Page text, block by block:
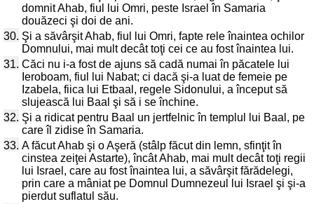
domnit Ahab, fiul lui Omri, peste Israel în Samaria
douăzeci şi doi de ani.
30. Şi a săvârşit Ahab, fiul lui Omri, fapte rele înaintea ochilor
Domnului, mai mult decât toţi cei ce au fost înaintea lui.
31. Căci nu i-a fost de ajuns să cadă numai în păcatele lui
Ieroboam, fiul lui Nabat; ci dacă şi-a luat de femeie pe
Izabela, fiica lui Etbaal, regele Sidonului, a început să
slujească lui Baal şi să i se închine.
32. Şi a ridicat pentru Baal un jertfelnic în templul lui Baal, pe
care îl zidise în Samaria.
33. A făcut Ahab şi o Aşeră (stâlp făcut din lemn, sfinţit în
cinstea zeiţei Astarte), încât Ahab, mai mult decât toţi regii
lui Israel, care au fost înaintea lui, a săvârşit fărădelegi,
prin care a mâniat pe Domnul Dumnezeul lui Israel şi şi-a
pierdut suflatul său.